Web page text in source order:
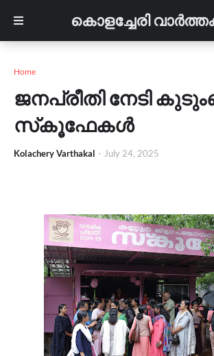
കൊളച്ചേരി
Home
ജനപ്രീതി നേടി
സ്‌കൂഫേകൾ
Kolachery Varthakal - July 24, 2025